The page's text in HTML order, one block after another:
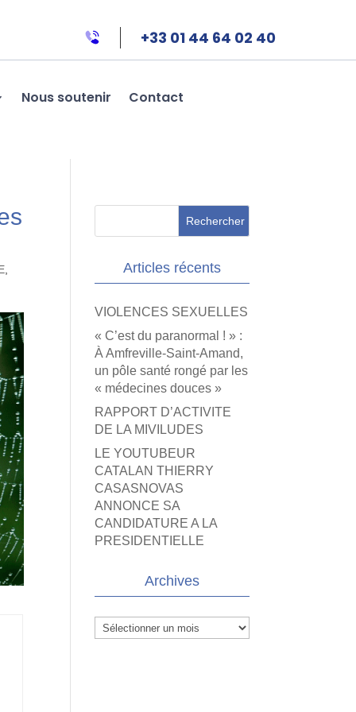
+33 01 44 64 02 40
Nous soutenir Contact
Articles récents
VIOLENCES SEXUELLES
« C’est du paranormal ! » :
À Amfreville-Saint-Amand,
un pôle santé rongé par les
« médecines douces »
RAPPORT D’ACTIVITE
DE LA MIVILUDES
LE YOUTUBEUR
CATALAN THIERRY
CASASNOVAS
ANNONCE SA
CANDIDATURE A LA
PRESIDENTIELLE
Archives
Archives